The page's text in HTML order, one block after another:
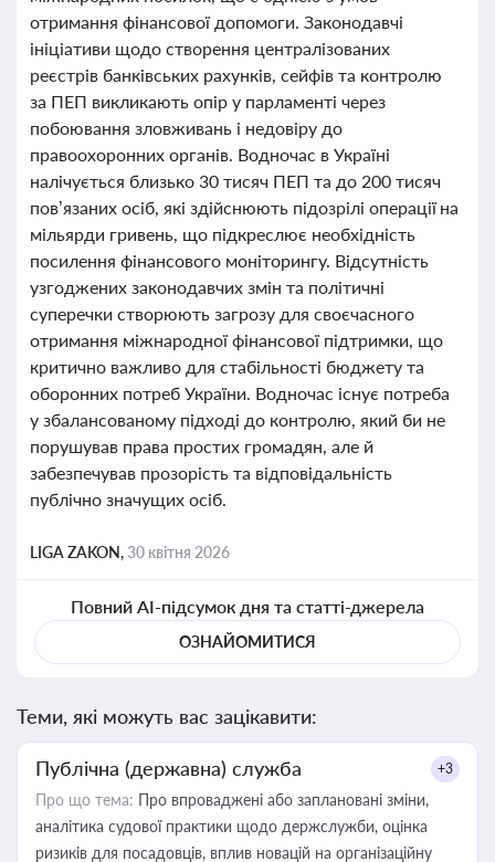
отримання фінансової допомоги. Законодавчі
ініціативи щодо створення централізованих
реєстрів банківських рахунків, сейфів та контролю
за ПЕП викликають опір у парламенті через
побоювання зловживань і недовіру до
правоохоронних органів. Водночас в Україні
налічується близько 30 тисяч ПЕП та до 200 тисяч
пов’язаних осіб, які здійснюють підозрілі операції на
мільярди гривень, що підкреслює необхідність
посилення фінансового моніторингу. Відсутність
узгоджених законодавчих змін та політичні
суперечки створюють загрозу для своєчасного
отримання міжнародної фінансової підтримки, що
критично важливо для стабільності бюджету та
оборонних потреб України. Водночас існує потреба
у збалансованому підході до контролю, який би не
порушував права простих громадян, але й
забезпечував прозорість та відповідальність
публічно значущих осіб.
LIGA ZAKON,30 квітня 2026
Повний AI-підсумок дня та статті-джерела
ОЗНАЙОМИТИСЯ
Теми, які можуть вас зацікавити:
Публічна (державна) служба +3
Про що тема: Про впроваджені або заплановані зміни,
аналітика судової практики щодо держслужби, оцінка
ризиків для посадовців, вплив новацій на організаційну